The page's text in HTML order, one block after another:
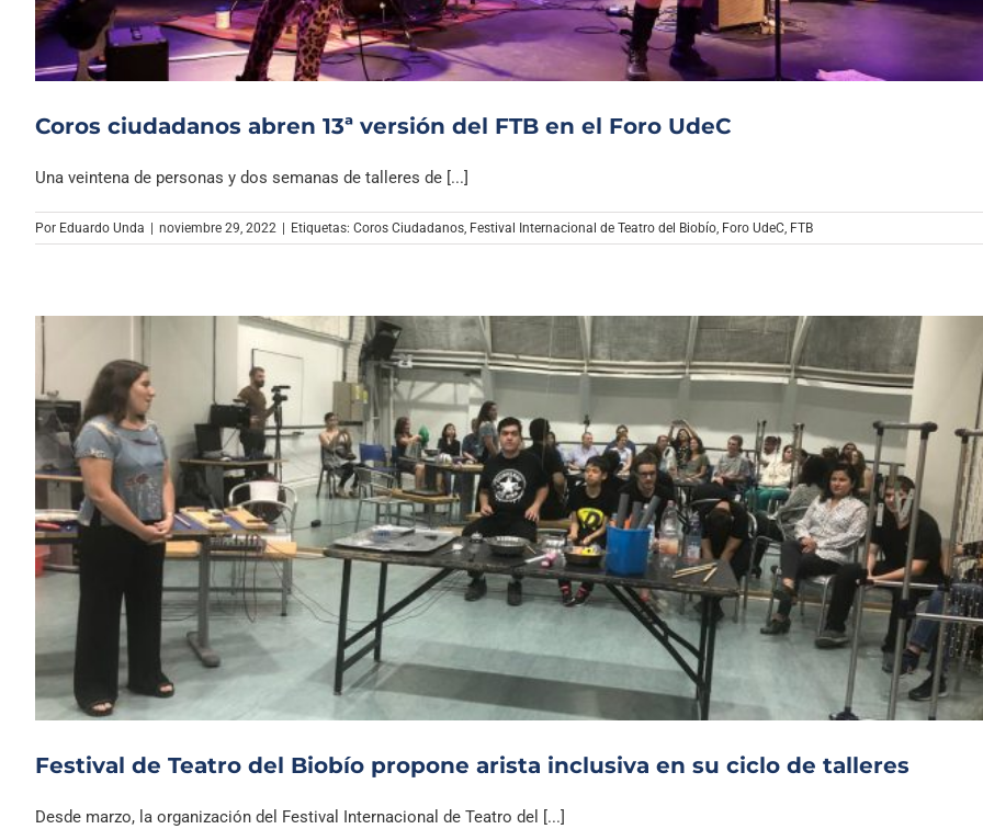
Coros ciudadanos abren 13ª versión del FTB en el Foro UdeC
Una veintena de personas y dos semanas de talleres de [...]
Por Eduardo Unda noviembre 29, 2022 Etiquetas: Coros Ciudadanos, Festival Internacional de Teatro del Biobío, Foro UdeC, FTB
Festival de Teatro del Biobío propone arista inclusiva en su ciclo de talleres
Desde marzo, la organización del Festival Internacional de Teatro del [...]